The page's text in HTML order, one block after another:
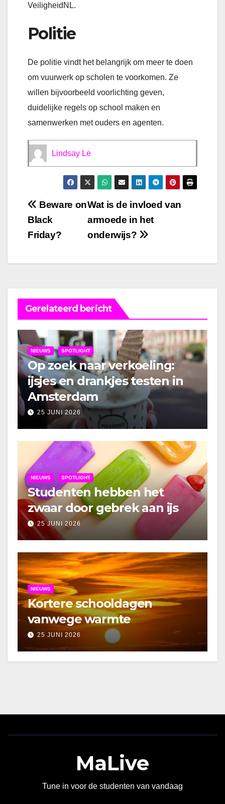
VeiligheidNL.
Politie
De politie vindt het belangrijk om meer te doen
om vuurwerk op scholen te voorkomen. Ze
willen bijvoorbeeld voorlichting geven,
duidelijke regels op school maken en
samenwerken met ouders en agenten.
Lindsay Le
Bericht
navigatie
Wat is de invloed van
armoede in het
onderwijs?
Beware on
Black
Friday?
Gerelateerd bericht
NIEUWS SPOTLIGHT
Op zoek naar verkoeling:
ijsjes en drankjes testen in
Amsterdam
25 JUNI 2026
NIEUWS SPOTLIGHT
Studenten hebben het
zwaar door gebrek aan ijs
25 JUNI 2026
NIEUWS
Kortere schooldagen
vanwege warmte
25 JUNI 2026
MaLive
Tune in voor de studenten van vandaag